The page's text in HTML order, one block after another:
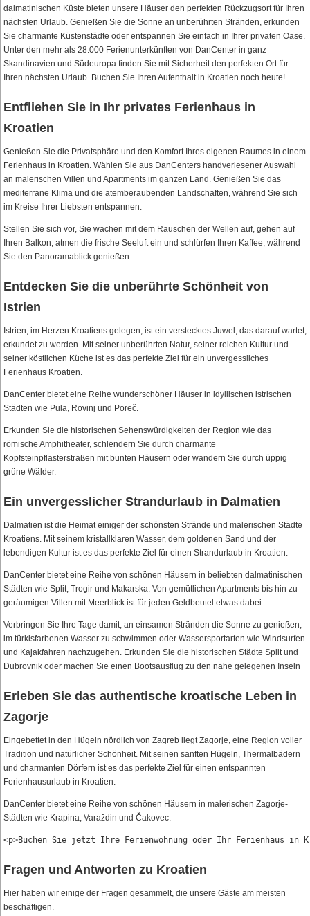
dalmatinischen Küste bieten unsere Häuser den perfekten Rückzugsort für Ihren
nächsten Urlaub. Genießen Sie die Sonne an unberührten Stränden, erkunden
Sie charmante Küstenstädte oder entspannen Sie einfach in Ihrer privaten Oase.
Unter den mehr als 28.000 Ferienunterkünften von DanCenter in ganz
Skandinavien und Südeuropa finden Sie mit Sicherheit den perfekten Ort für
Ihren nächsten Urlaub. Buchen Sie Ihren Aufenthalt in Kroatien noch heute!
Entfliehen Sie in Ihr privates Ferienhaus in
Kroatien
Genießen Sie die Privatsphäre und den Komfort Ihres eigenen Raumes in einem
Ferienhaus in Kroatien. Wählen Sie aus DanCenters handverlesener Auswahl
an malerischen Villen und Apartments im ganzen Land. Genießen Sie das
mediterrane Klima und die atemberaubenden Landschaften, während Sie sich
im Kreise Ihrer Liebsten entspannen.
Stellen Sie sich vor, Sie wachen mit dem Rauschen der Wellen auf, gehen auf
Ihren Balkon, atmen die frische Seeluft ein und schlürfen Ihren Kaffee, während
Sie den Panoramablick genießen.
Entdecken Sie die unberührte Schönheit von
Istrien
Istrien, im Herzen Kroatiens gelegen, ist ein verstecktes Juwel, das darauf wartet,
erkundet zu werden. Mit seiner unberührten Natur, seiner reichen Kultur und
seiner köstlichen Küche ist es das perfekte Ziel für ein unvergessliches
Ferienhaus Kroatien.
DanCenter bietet eine Reihe wunderschöner Häuser in idyllischen istrischen
Städten wie Pula, Rovinj und Poreč.
Erkunden Sie die historischen Sehenswürdigkeiten der Region wie das
römische Amphitheater, schlendern Sie durch charmante
Kopfsteinpflasterstraßen mit bunten Häusern oder wandern Sie durch üppig
grüne Wälder.
Ein unvergesslicher Strandurlaub in Dalmatien
Dalmatien ist die Heimat einiger der schönsten Strände und malerischen Städte
Kroatiens. Mit seinem kristallklaren Wasser, dem goldenen Sand und der
lebendigen Kultur ist es das perfekte Ziel für einen Strandurlaub in Kroatien.
DanCenter bietet eine Reihe von schönen Häusern in beliebten dalmatinischen
Städten wie Split, Trogir und Makarska. Von gemütlichen Apartments bis hin zu
geräumigen Villen mit Meerblick ist für jeden Geldbeutel etwas dabei.
Verbringen Sie Ihre Tage damit, an einsamen Stränden die Sonne zu genießen,
im türkisfarbenen Wasser zu schwimmen oder Wassersportarten wie Windsurfen
und Kajakfahren nachzugehen. Erkunden Sie die historischen Städte Split und
Dubrovnik oder machen Sie einen Bootsausflug zu den nahe gelegenen Inseln
Erleben Sie das authentische kroatische Leben in
Zagorje
Eingebettet in den Hügeln nördlich von Zagreb liegt Zagorje, eine Region voller
Tradition und natürlicher Schönheit. Mit seinen sanften Hügeln, Thermalbädern
und charmanten Dörfern ist es das perfekte Ziel für einen entspannten
Ferienhausurlaub in Kroatien.
DanCenter bietet eine Reihe von schönen Häusern in malerischen Zagorje-
Städten wie Krapina, Varaždin und Čakovec.
Fragen und Antworten zu Kroatien
Hier haben wir einige der Fragen gesammelt, die unsere Gäste am meisten
beschäftigen.